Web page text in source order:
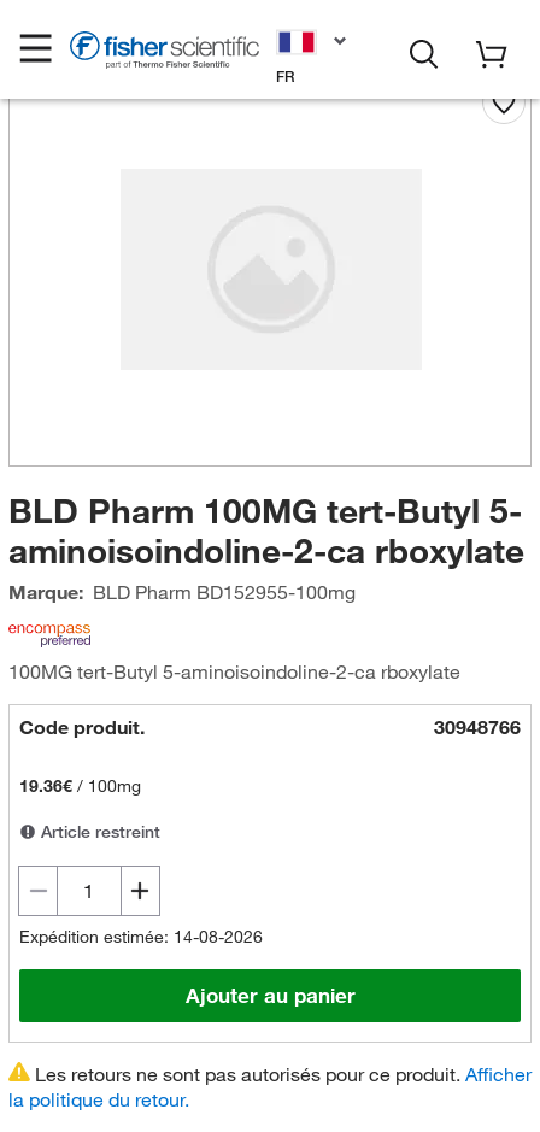
FR
BLD Pharm 100MG tert-Butyl 5-
aminoisoindoline-2-ca rboxylate
Marque: BLD Pharm BD152955-100mg
100MG tert-Butyl 5-aminoisoindoline-2-ca rboxylate
Code produit. 30948766
19.36€/ 100mg
Article restreint
Expédition estimée: 14-08-2026
Ajouter au panier
Les retours ne sont pas autorisés pour ce produit. Afficher
la politique du retour.